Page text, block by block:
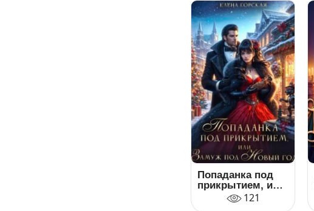
Попаданка под
прикрытием, или
Замуж под
Новый год
121